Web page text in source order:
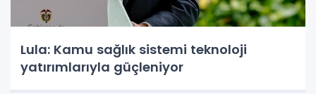
Lula: Kamu sağlık sistemi teknoloji
yatırımlarıyla güçleniyor